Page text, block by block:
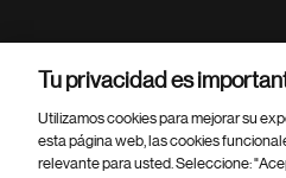
Parte
© 2026 Novartis AG
Tu privacidad es
Utilizamos cookies para mejorar su
esta página web, las cookies
relevante para usted. Seleccione: